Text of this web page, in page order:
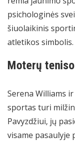
psichologinės
šiuolaikinis
atletikos simbolis.
Moterų
Serena Williams
sportas turi
Pavyzdžiui, jų
visame pasaulyje